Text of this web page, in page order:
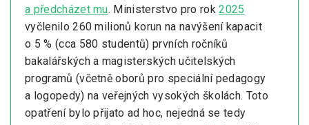
a předcházet mu. Ministerstvo pro rok2025
vyčlenilo 260 milionů korun na navýšení kapacit
o 5 % (cca 580 studentů) prvních ročníků
bakalářských a magisterských učitelských
programů (včetně oborů pro speciální pedagogy
a logopedy) na veřejných vysokých školách. Toto
opatření bylo přijato ad hoc, nejedná se tedy